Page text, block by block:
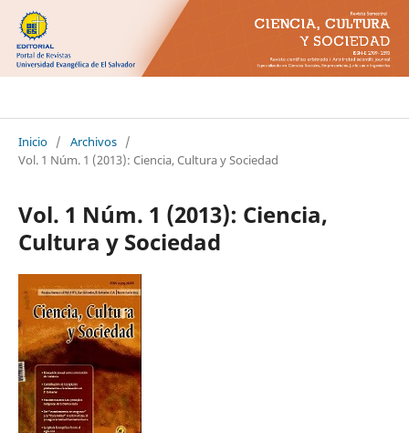
Inicio / Archivos /
Vol. 1 Núm. 1 (2013): Ciencia, Cultura y Sociedad
Vol. 1 Núm. 1 (2013): Ciencia,
Cultura y Sociedad